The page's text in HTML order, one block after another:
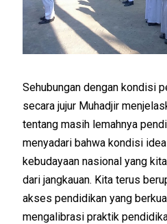
Sehubungan dengan kondisi
secara jujur Muhadjir
tentang masih lemahnya
menyadari bahwa kondisi
kebudayaan nasional yang
dari jangkauan. Kita terus
akses pendidikan yang
mengalibrasi praktik